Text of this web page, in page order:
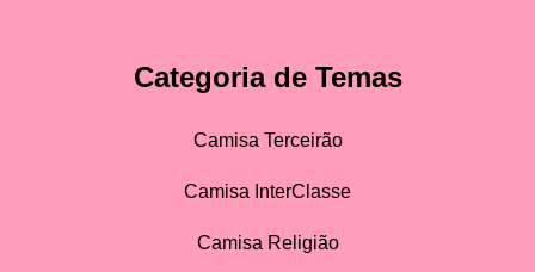
Categoria de Temas
Camisa Terceirão
Camisa InterClasse
Camisa Religião